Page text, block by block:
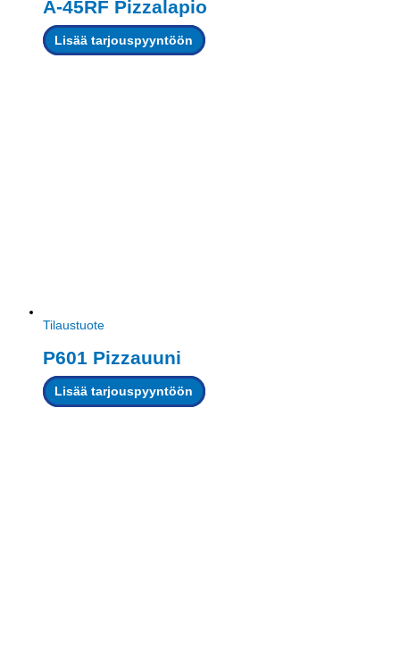
A-45RF Pizzalapio
Lisää tarjouspyyntöön
Tilaustuote
P601 Pizzauuni
Lisää tarjouspyyntöön